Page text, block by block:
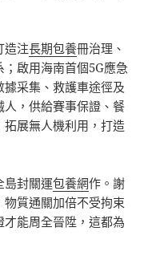
造注長期包養冊治理、
啟用海南首個5G應急
采集、救護車途徑及
，供給賽事保證、餐
展無人機利用，打造
島封關運包養網作。謝
質通關加倍不受拘束
能周全晉陞，這都為